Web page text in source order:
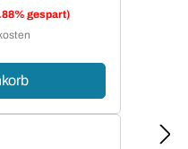
gespart)